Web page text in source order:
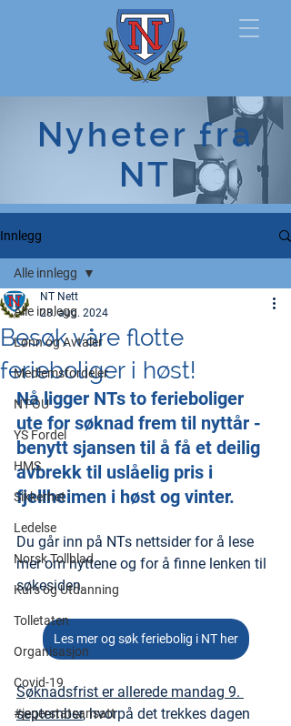
Tollerforbund
Nyheter fra
NT
Innlegg
Alle innlegg
Lønn og Avtaler
Medlemsfordeler
NT-OU
YS Fordel
HMS
Sikkerhet
Ledelse
Norsk Tollblad
Kurs og Utdanning
Tolletaten
Organisasjon
Covid-19
#jegerstatsansatt
Alle innlegg
Besøk våre flotte
ferieboliger i høst!
NT Nett
28. aug. 2024
Nå ligger NTs to ferieboliger
ute for søknad frem til nyttår -
benytt sjansen til å få et deilig
avbrekk til uslåelig pris i
fjellheimen i høst og vinter.
Du går inn på NTs nettsider for å lese
mer om hyttene og for å finne lenken til
søkesiden.
Les mer og søk feriebolig i NT her
Søknadsfrist er allerede mandag 9.
september, hvorpå det trekkes dagen